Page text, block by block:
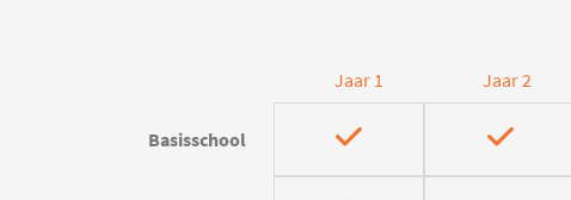
Jaar 1 Jaar 2
Basisschool